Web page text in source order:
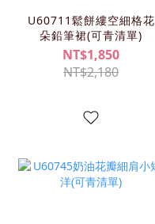
U60711鬆餅縷空細格花
朵鉛筆裙(可青清單)
NT$1,850
NT$2,180